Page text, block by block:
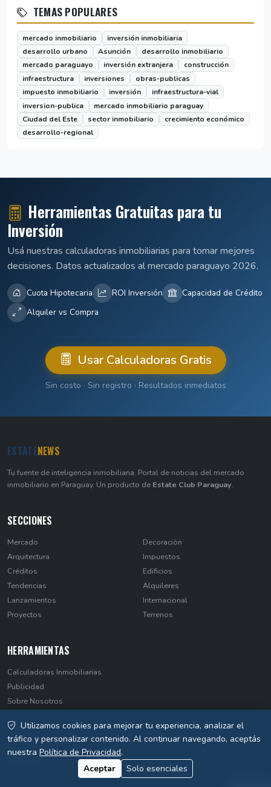
TEMAS POPULARES
mercado inmobiliario
inversión inmobiliaria
desarrollo urbano
Asunción
desarrollo inmobiliario
mercado paraguayo
inversión extranjera
construcción
infraestructura
inversiones
obras-publicas
impuesto inmobiliario
inversión
infraestructura-vial
inversion-publica
mercado inmobiliario paraguay
Ciudad del Este
sector inmobiliario
crecimiento económico
desarrollo-regional
Herramientas Gratuitas para tu
Inversión
Usá nuestras calculadoras inmobiliarias para tomar mejores
decisiones. Datos actualizados al mercado paraguayo 2026.
Cuota Hipotecaria ROI Inversión
Capacidad de Crédito
Alquiler vs Compra
Usar Calculadoras Gratis
Sin costo · Sin registro · Resultados inmediatos
ESTATENEWS
Tu fuente de inteligencia inmobiliaria. Portal de noticias del mercado
inmobiliario en Paraguay. Un producto de Estate Club Paraguay.
SECCIONES
Mercado
Arquitectura
Créditos
Tendencias
Lanzamientos
Proyectos
Decoración
Impuestos
Edificios
Alquileres
Internacional
Terrenos
HERRAMIENTAS
Calculadoras Inmobiliarias
Publicidad
Sobre Nosotros
Privacidad
Utilizamos cookies para mejorar tu experiencia, analizar el
tráfico y personalizar contenido. Al continuar navegando, aceptás
nuestra Política de Privacidad.
Aceptar
Solo esenciales